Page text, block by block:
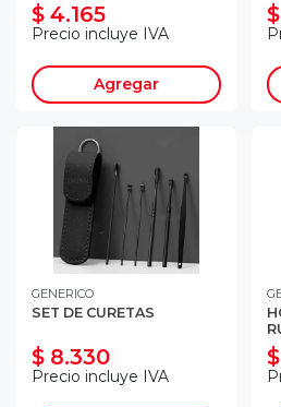
$ 4.165
Precio incluye IVA
Agregar
GENERICO
SET DE CURETAS
$ 8.330
Precio incluye IVA